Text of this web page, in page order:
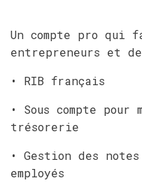
Un compte pro
entrepreneurs et
• RIB français
• Sous compte pour
trésorerie
• Gestion des
employés